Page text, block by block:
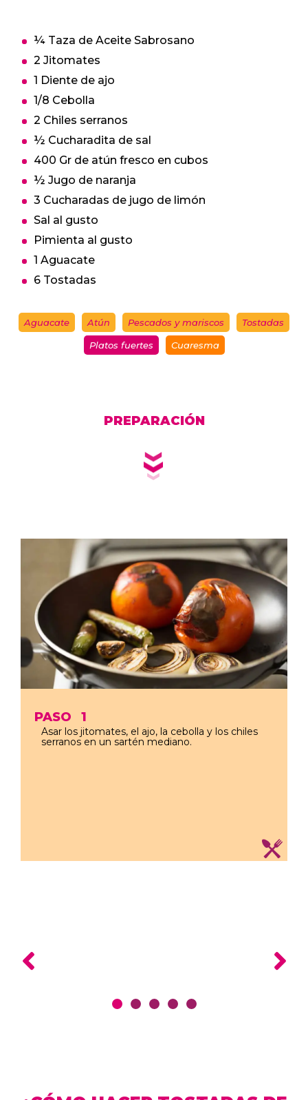
¼ Taza de Aceite Sabrosano
2 Jitomates
1 Diente de ajo
1/8 Cebolla
2 Chiles serranos
½ Cucharadita de sal
400 Gr de atún fresco en cubos
½ Jugo de naranja
3 Cucharadas de jugo de limón
Sal al gusto
Pimienta al gusto
1 Aguacate
6 Tostadas
Aguacate Atún Pescados y mariscos Tostadas
Platos fuertes Cuaresma
PREPARACIÓN
PASO 1
Asar los jitomates, el ajo, la cebolla y los chiles
serranos en un sartén mediano.